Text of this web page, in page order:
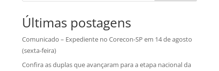
Últimas postagens
Comunicado – Expediente no Corecon-SP em 14 de agosto
(sexta-feira)
Confira as duplas que avançaram para a etapa nacional da